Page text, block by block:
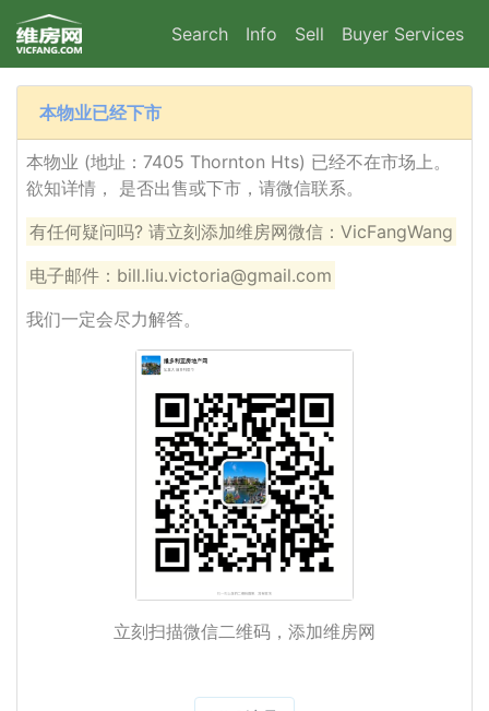
Search Info Sell Buyer Services
本物业已经下市
本物业 (地址：7405 Thornton Hts) 已经不在市场上。
欲知详情， 是否出售或下市，请微信联系。
有任何疑问吗? 请立刻添加维房网微信：VicFangWang
电子邮件：bill.liu.victoria@gmail.com
我们一定会尽力解答。
立刻扫描微信二维码，添加维房网